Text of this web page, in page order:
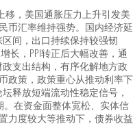
移，美国通胀压力上升引发美
币汇率维持强势。国内经济延
间，出口持续保持较强韧
长，PPI转正后大幅改善，通
支出结构，有序化解地方政
政策，政策重心从推动利率下
释放短端流动性稳定信号，
。在资金面整体宽松、实体信
力度较大等推动下，债券收益